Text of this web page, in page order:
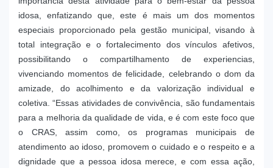
idosa, enfatizando que, este é mais um dos momentos
especiais proporcionado pela gestão municipal, visando à
total integração e o fortalecimento dos vínculos afetivos,
possibilitando o compartilhamento de experiencias,
vivenciando momentos de felicidade, celebrando o dom da
amizade, do acolhimento e da valorização individual e
coletiva. “Essas atividades de convivência, são fundamentais
para a melhoria da qualidade de vida, e é com este foco que
o CRAS, assim como, os programas municipais de
atendimento ao idoso, promovem o cuidado e o respeito e a
dignidade que a pessoa idosa merece, e com essa ação,